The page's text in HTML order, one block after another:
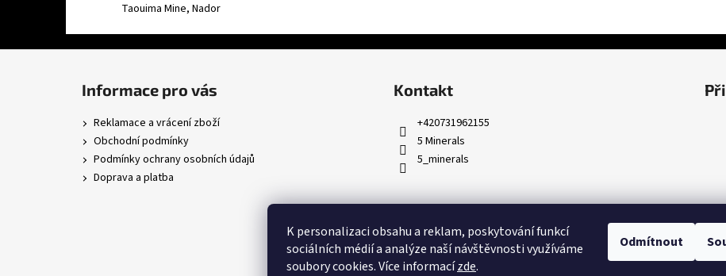
K personalizaci obsahu a reklam, poskytování funkcí
sociálních médií a analýze naší návštěvnosti využíváme
soubory cookies. Více informacízde.
Odmítnout
Taouima Mine, Nador
Informace pro vás
Reklamace a vrácení zboží
Obchodní podmínky
Podmínky ochrany osobních údajů
Doprava a platba
Kontakt
+420731962155
5 Minerals
5_minerals